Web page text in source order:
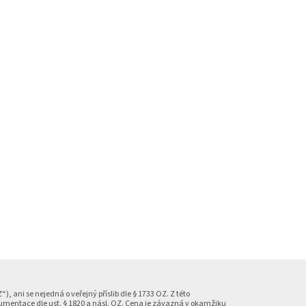
ani se nejedná o veřejný příslib dle § 1733 OZ. Z této
dle ust. § 1820 a násl. OZ. Cena je závazná v okamžiku